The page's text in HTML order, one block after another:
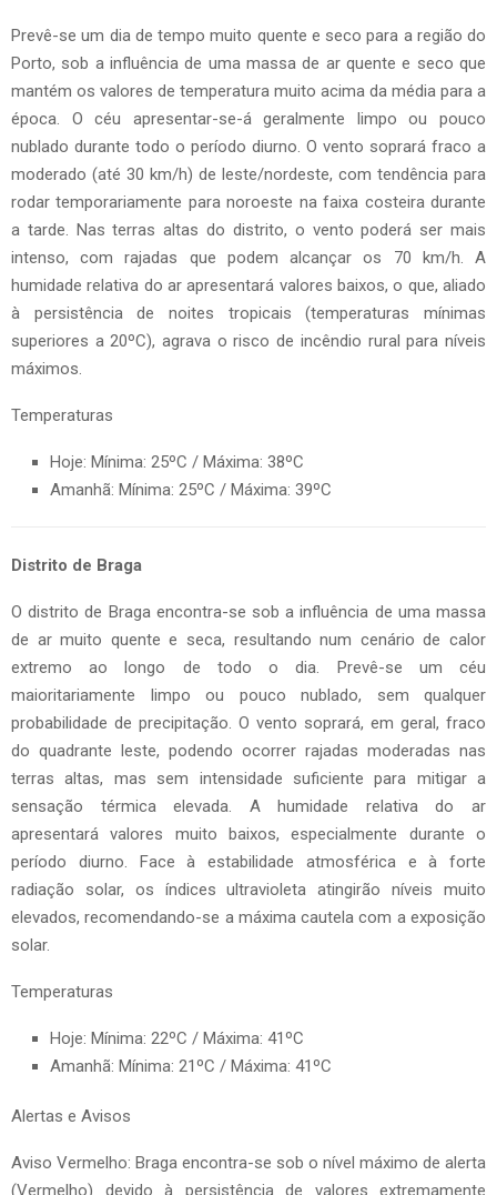
Prevê-se um dia de tempo muito quente e seco para a região do
Porto, sob a influência de uma massa de ar quente e seco que
mantém os valores de temperatura muito acima da média para a
época. O céu apresentar-se-á geralmente limpo ou pouco
nublado durante todo o período diurno. O vento soprará fraco a
moderado (até 30 km/h) de leste/nordeste, com tendência para
rodar temporariamente para noroeste na faixa costeira durante
a tarde. Nas terras altas do distrito, o vento poderá ser mais
intenso, com rajadas que podem alcançar os 70 km/h. A
humidade relativa do ar apresentará valores baixos, o que, aliado
à persistência de noites tropicais (temperaturas mínimas
superiores a 20ºC), agrava o risco de incêndio rural para níveis
máximos.
Temperaturas
Hoje: Mínima: 25ºC / Máxima: 38ºC
Amanhã: Mínima: 25ºC / Máxima: 39ºC
Distrito de Braga
O distrito de Braga encontra-se sob a influência de uma massa
de ar muito quente e seca, resultando num cenário de calor
extremo ao longo de todo o dia. Prevê-se um céu
maioritariamente limpo ou pouco nublado, sem qualquer
probabilidade de precipitação. O vento soprará, em geral, fraco
do quadrante leste, podendo ocorrer rajadas moderadas nas
terras altas, mas sem intensidade suficiente para mitigar a
sensação térmica elevada. A humidade relativa do ar
apresentará valores muito baixos, especialmente durante o
período diurno. Face à estabilidade atmosférica e à forte
radiação solar, os índices ultravioleta atingirão níveis muito
elevados, recomendando-se a máxima cautela com a exposição
solar.
Temperaturas
Hoje: Mínima: 22ºC / Máxima: 41ºC
Amanhã: Mínima: 21ºC / Máxima: 41ºC
Alertas e Avisos
Aviso Vermelho: Braga encontra-se sob o nível máximo de alerta
(Vermelho) devido à persistência de valores extremamente